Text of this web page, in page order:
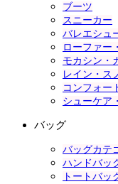
ブーツ
スニーカー
バレエシュ
ローファー
モカシン・
レイン・ス
コンフォー
シューケア
バッグ
バッグカテ
ハンドバッ
トートバッ